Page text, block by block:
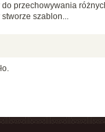
do przechowywania
szablon...